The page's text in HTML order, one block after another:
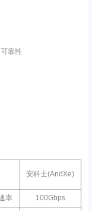
靠性
安科士(AndXe)
率 100Gbps